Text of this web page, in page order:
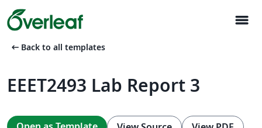
menu
arrow_left_alt Back to all templates
EEET2493 Lab Report 3